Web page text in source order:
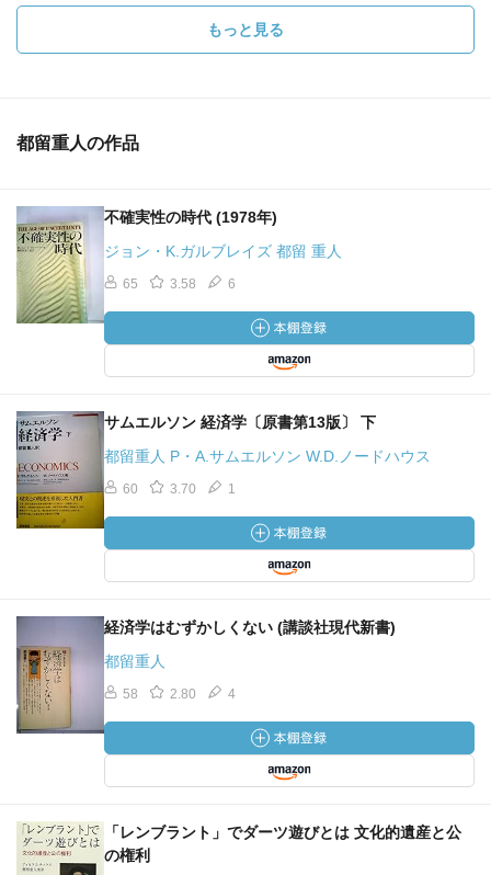
もっと見る
都留重人の作品
不確実性の時代 (1978年)
ジョン・K.ガルブレイズ 都留 重人
65 3.58 6
サムエルソン 経済学〔原書第13版〕 下
都留重人 P・A.サムエルソン W.D.ノードハウス
60 3.70 1
経済学はむずかしくない (講談社現代新書)
都留重人
58 2.80 4
「レンブラント」でダーツ遊びとは 文化的遺産と公
の権利